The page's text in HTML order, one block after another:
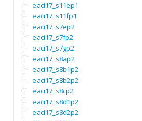
eaci17_s11ep1
eaci17_s11fp1
eaci17_s7ep2
eaci17_s7fp2
eaci17_s7gp2
eaci17_s8ap2
eaci17_s8b1p2
eaci17_s8b2p2
eaci17_s8cp2
eaci17_s8d1p2
eaci17_s8d2p2